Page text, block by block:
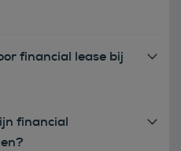
financial lease bij
financial